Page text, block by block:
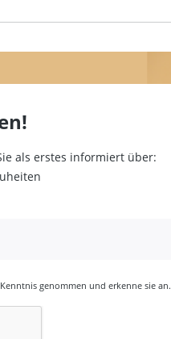
als erstes informiert über:
genommen und erkenne sie an.